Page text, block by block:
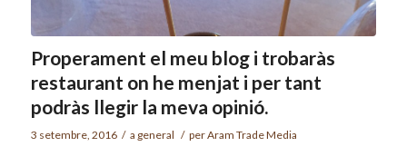
Properament el meu blog i trobaràs
restaurant on he menjat i per tant
podràs llegir la meva opinió.
3 setembre, 2016 / a general / perAram Trade Media